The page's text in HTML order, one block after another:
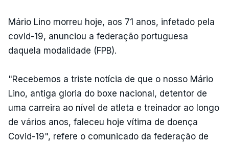
Mário Lino morreu hoje, aos 71 anos, infetado pela
covid-19, anunciou a federação portuguesa
daquela modalidade (FPB).
"Recebemos a triste notícia de que o nosso Mário
Lino, antiga gloria do boxe nacional, detentor de
uma carreira ao nível de atleta e treinador ao longo
de vários anos, faleceu hoje vítima de doença
Covid-19", refere o comunicado da federação de